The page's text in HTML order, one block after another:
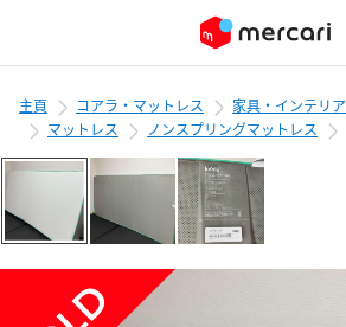
主頁 コアラ・マットレス 家具・インテリア
マットレス
ノンスプリングマットレス